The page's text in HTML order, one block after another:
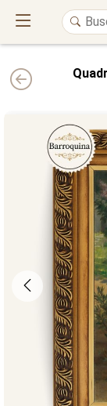
UM
Trazemos a
alto padrão da
pintores
das obras do
século
molduras em
Curadoria